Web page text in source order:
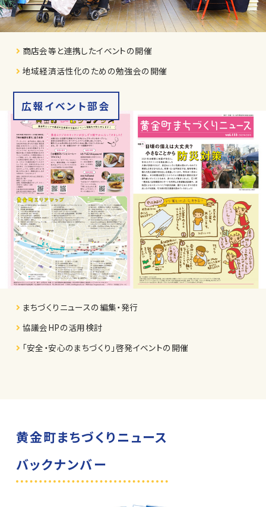
商店会等と連携したイベントの開催
地域経済活性化のための勉強会の開催
広報イベント部会
まちづくりニュースの編集・発行
協議会HPの活用検討
「安全・安心のまちづくり」啓発イベントの開催
黄金町まちづくりニュース
バックナンバー